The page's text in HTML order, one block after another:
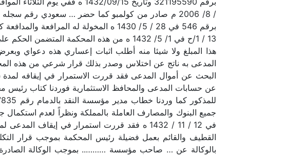
/ 8/ 2006 م صادر من كولمبو كما حضر … سعودي رقم
برقم 546 في 28 / 5/ 1430 ه المخولة
هذا المبلغ ولا شيئا منه أطلب اثبات إعساري هذه دعواي
المدعى به ناتج عن اختلاس وصدر بذلك قرار شرعي من هذه